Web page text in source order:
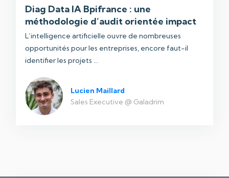
Diag Data IA Bpifrance : une
méthodologie d’audit orientée impact
L’intelligence artificielle ouvre de nombreuses
opportunités pour les entreprises, encore faut-il
identifier les projets ...
Lucien Maillard
Sales Executive @ Galadrim